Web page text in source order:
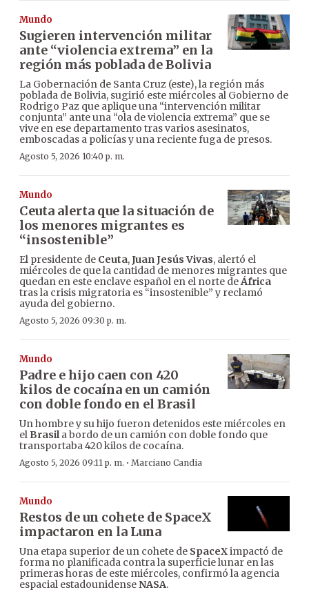
Mundo
Sugieren intervención militar
ante “violencia extrema” en la
región más poblada de Bolivia
La Gobernación de Santa Cruz (este), la región más
poblada de Bolivia, sugirió este miércoles al Gobierno de
Rodrigo Paz que aplique una “intervención militar
conjunta” ante una “ola de violencia extrema” que se
vive en ese departamento tras varios asesinatos,
emboscadas a policías y una reciente fuga de presos.
Agosto 5, 2026 10:40 p. m.
Mundo
Ceuta alerta que la situación de
los menores migrantes es
“insostenible”
El presidente de Ceuta,Juan Jesús Vivas, alertó el
miércoles de que la cantidad de menores migrantes que
quedan en este enclave español en el norte deÁfrica
tras la crisis migratoria es “insostenible” y reclamó
ayuda del gobierno.
Agosto 5, 2026 09:30 p. m.
Mundo
Padre e hijo caen con 420
kilos de cocaína en un camión
con doble fondo en el Brasil
Un hombre y su hijo fueron detenidos este miércoles en
el Brasila bordo de un camión con doble fondo que
transportaba 420 kilos de cocaína.
Agosto 5, 2026 09:11 p. m. · Marciano Candia
Mundo
Restos de un cohete de SpaceX
impactaron en la Luna
Una etapa superior de un cohete de SpaceXimpactó de
forma no planificada contra la superficie lunar en las
primeras horas de este miércoles, confirmó la agencia
espacial estadounidenseNASA.